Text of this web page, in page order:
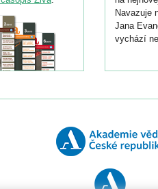
Navazuje
Jana
vychází